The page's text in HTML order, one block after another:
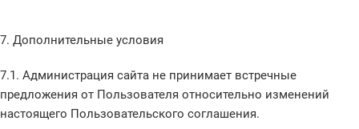
7. Дополнительные условия
7.1. Администрация сайта не принимает встречные
предложения от Пользователя относительно изменений
настоящего Пользовательского соглашения.